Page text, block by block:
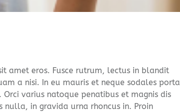
amet eros. Fusce rutrum, lectus in blandit
a nisi. In eu mauris et neque sodales porta
varius natoque penatibus et magnis dis
in gravida urna rhoncus in. Proin